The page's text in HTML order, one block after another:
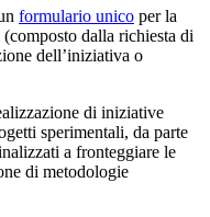
formulario unico per la
dalla richiesta di
dell’iniziativa o
di iniziative
sperimentali, da parte
a fronteggiare le
di metodologie